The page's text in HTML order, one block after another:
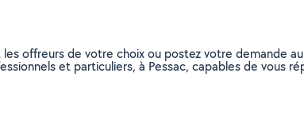
offreurs de votre choix ou postez votre demande
et particuliers, à Pessac, capables de vous